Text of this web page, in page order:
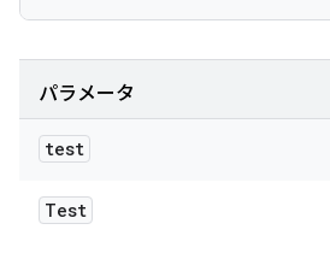
パラメータ
test
Test